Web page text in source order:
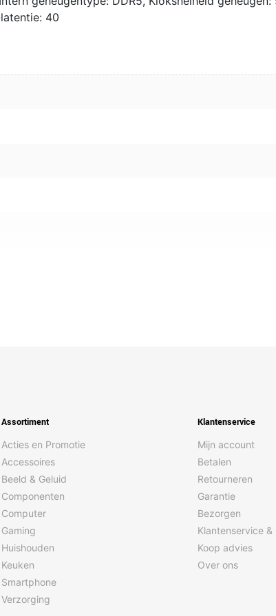
40
Assortiment
Acties en Promotie
Accessoires
Beeld & Geluid
Componenten
Computer
Gaming
Huishouden
Keuken
Smartphone
Verzorging
Klantenservice
Mijn account
Betalen
Retourneren
Garantie
Bezorgen
Klantenservice
Koop advies
Over ons